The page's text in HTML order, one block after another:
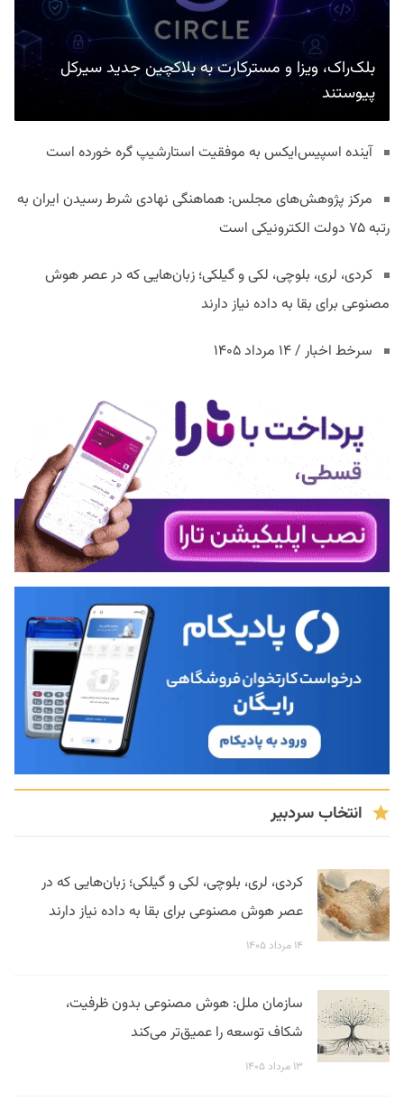
بلک‌راک، ویزا و مسترکارت به بلاکچین جدید سیرکل
پیوستند
آینده اسپیس‌ایکس به موفقیت استارشیپ گره خورده است
مرکز پژوهش‌های مجلس: هماهنگی نهادی شرط رسیدن ایران به
رتبه ۷۵ دولت الکترونیکی است
کردی، لری، بلوچی، لکی و گیلکی؛ زبان‌هایی که در عصر هوش
مصنوعی برای بقا به داده نیاز دارند
سرخط اخبار / ۱۴ مرداد ۱۴۰۵
انتخاب سردبیر
کردی، لری، بلوچی، لکی و گیلکی؛ زبان‌هایی که در
عصر هوش مصنوعی برای بقا به داده نیاز دارند
۱۴ مرداد ۱۴۰۵
سازمان ملل: هوش مصنوعی بدون ظرفیت،
شکاف توسعه را عمیق‌تر می‌کند
۱۳ مرداد ۱۴۰۵